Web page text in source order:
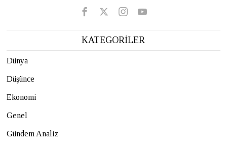
KATEGORİLER
Dünya
Düşünce
Ekonomi
Genel
Gündem Analiz